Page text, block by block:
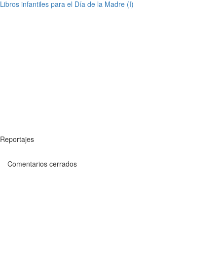
Libros infantiles para el Día de la Madre (I)
Reportajes
Comentarios cerrados